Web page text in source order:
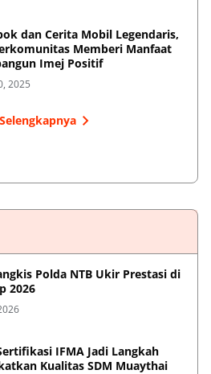
dan Cerita Mobil Legendaris,
Memberi Manfaat
Imej Positif
2025
Polda NTB Ukir Prestasi di
2026
IFMA Jadi Langkah
Kualitas SDM Muaythai